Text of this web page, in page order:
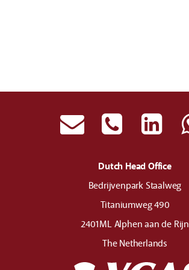
Dutch Head Office
Bedrijvenpark Staalweg
Titaniumweg 490
2401ML Alphen aan de Rijn
The Netherlands